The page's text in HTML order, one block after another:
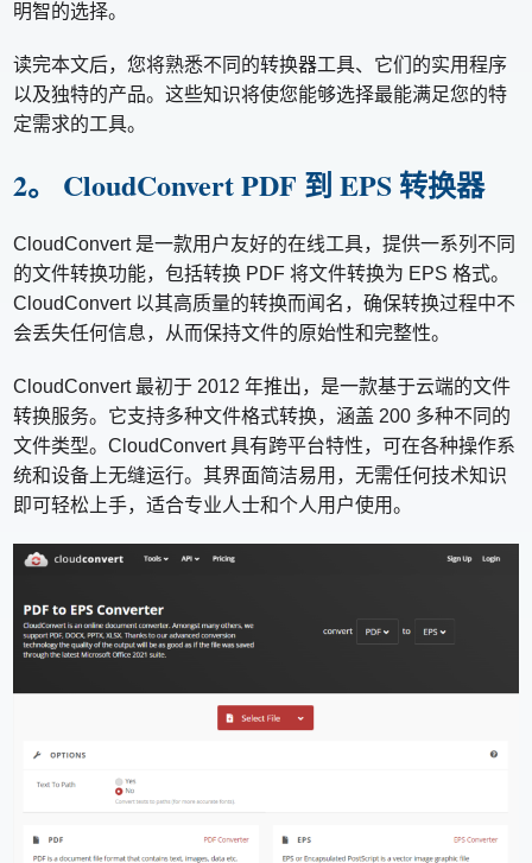
明智的选择。
读完本文后，您将熟悉不同的转换器工具、它们的实用程序
以及独特的产品。这些知识将使您能够选择最能满足您的特
定需求的工具。
2。 CloudConvert PDF 到 EPS 转换器
CloudConvert 是一款用户友好的在线工具，提供一系列不同
的文件转换功能，包括转换 PDF 将文件转换为 EPS 格式。
CloudConvert 以其高质量的转换而闻名，确保转换过程中不
会丢失任何信息，从而保持文件的原始性和完整性。
CloudConvert 最初于 2012 年推出，是一款基于云端的文件
转换服务。它支持多种文件格式转换，涵盖 200 多种不同的
文件类型。CloudConvert 具有跨平台特性，可在各种操作系
统和设备上无缝运行。其界面简洁易用，无需任何技术知识
即可轻松上手，适合专业人士和个人用户使用。